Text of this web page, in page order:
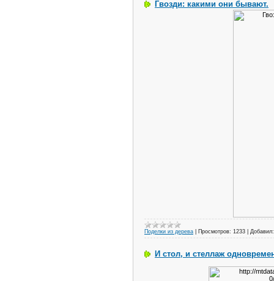
Гвозди: какими они бывают.
Поделки из дерева Просмотров: 1233 Добавил:
И стол, и стеллаж